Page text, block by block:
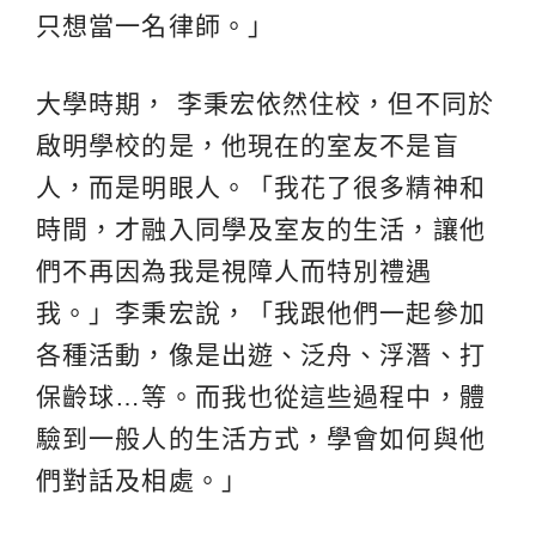
只想當一名律師。」
大學時期， 李秉宏依然住校，但不同於
啟明學校的是，他現在的室友不是盲
人，而是明眼人。「我花了很多精神和
時間，才融入同學及室友的生活，讓他
們不再因為我是視障人而特別禮遇
我。」李秉宏說，「我跟他們一起參加
各種活動，像是出遊、泛舟、浮潛、打
保齡球…等。而我也從這些過程中，體
驗到一般人的生活方式，學會如何與他
們對話及相處。」